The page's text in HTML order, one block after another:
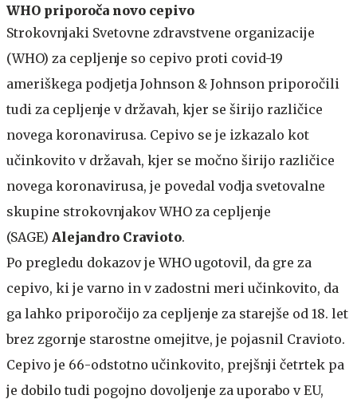
WHO priporoča novo cepivo
Strokovnjaki Svetovne zdravstvene organizacije
(WHO) za cepljenje so cepivo proti covid-19
ameriškega podjetja Johnson & Johnson priporočili
tudi za cepljenje v državah, kjer se širijo različice
novega koronavirusa. Cepivo se je izkazalo kot
učinkovito v državah, kjer se močno širijo različice
novega koronavirusa, je povedal vodja svetovalne
skupine strokovnjakov WHO za cepljenje
(SAGE) Alejandro Cravioto.
Po pregledu dokazov je WHO ugotovil, da gre za
cepivo, ki je varno in v zadostni meri učinkovito, da
ga lahko priporočijo za cepljenje za starejše od 18. let
brez zgornje starostne omejitve, je pojasnil Cravioto.
Cepivo je 66-odstotno učinkovito, prejšnji četrtek pa
je dobilo tudi pogojno dovoljenje za uporabo v EU,